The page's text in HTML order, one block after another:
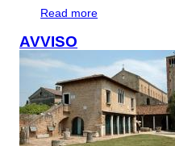
Read more
AVVISO